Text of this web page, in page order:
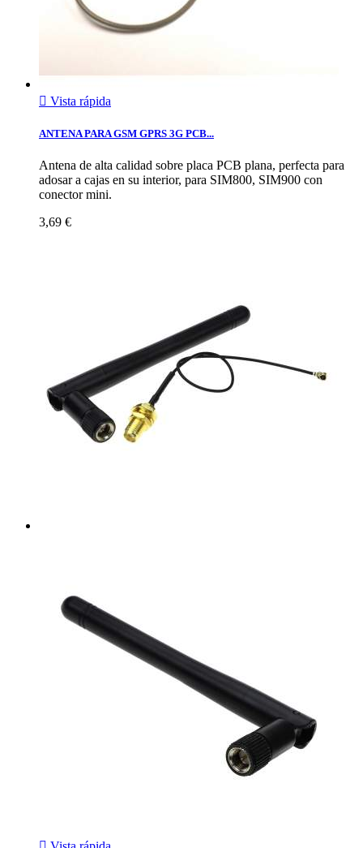
 Vista rápida
ANTENA PARA GSM GPRS 3G PCB...
Antena de alta calidad sobre placa PCB plana, perfecta para
adosar a cajas en su interior, para SIM800, SIM900 con
conector mini.
3,69 €